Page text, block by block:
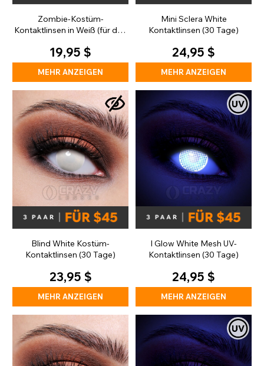
Zombie-Kostüm-
Kontaktlinsen in Weiß (für den
19,95 $
MEHR ANZEIGEN
Mini Sclera White
Kontaktlinsen (30 Tage)
24,95 $
MEHR ANZEIGEN
Blind White Kostüm-
Kontaktlinsen (30 Tage)
23,95 $
MEHR ANZEIGEN
I Glow White Mesh UV-
Kontaktlinsen (30 Tage)
24,95 $
MEHR ANZEIGEN